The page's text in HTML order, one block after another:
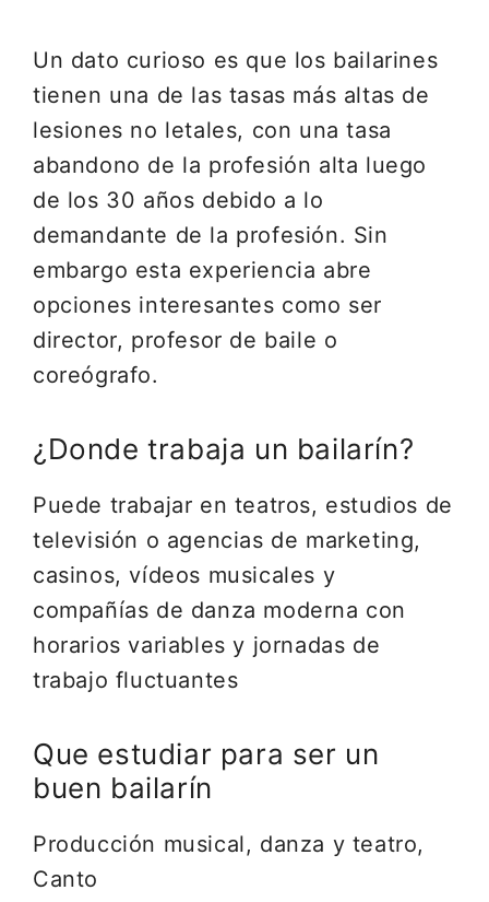
Un dato curioso es que los bailarines
tienen una de las tasas más altas de
lesiones no letales, con una tasa
abandono de la profesión alta luego
de los 30 años debido a lo
demandante de la profesión. Sin
embargo esta experiencia abre
opciones interesantes como ser
director, profesor de baile o
coreógrafo.
¿Donde trabaja un bailarín?
Puede trabajar en teatros, estudios de
televisión o agencias de marketing,
casinos, vídeos musicales y
compañías de danza moderna con
horarios variables y jornadas de
trabajo fluctuantes
Que estudiar para ser un
buen bailarín
Producción musical, danza y teatro,
Canto